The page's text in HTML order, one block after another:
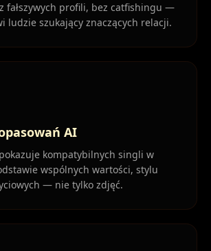
fałszywych profili, bez catfishingu —
ludzie szukający znaczących relacji.
AI
kompatybilnych singli w
wspólnych wartości, stylu
— nie tylko zdjęć.